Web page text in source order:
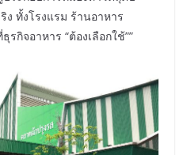
ทั้งโรงแรม ร้านอาหาร
กิจอาหาร “ต้องเลือกใช้””